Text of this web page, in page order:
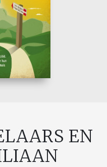
EN